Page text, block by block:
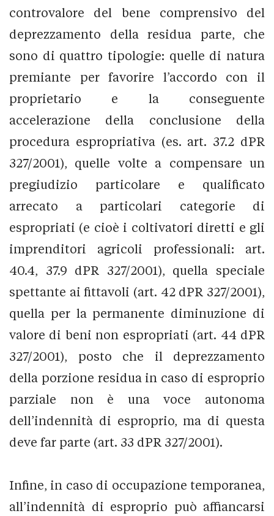
controvalore del bene comprensivo del
deprezzamento della residua parte, che
sono di quattro tipologie: quelle di natura
premiante per favorire l’accordo con il
proprietario e la conseguente
accelerazione della conclusione della
procedura espropriativa (es. art. 37.2 dPR
327/2001), quelle volte a compensare un
pregiudizio particolare e qualificato
arrecato a particolari categorie di
espropriati (e cioè i coltivatori diretti e gli
imprenditori agricoli professionali: art.
40.4, 37.9 dPR 327/2001), quella speciale
spettante ai fittavoli (art. 42 dPR 327/2001),
quella per la permanente diminuzione di
valore di beni non espropriati (art. 44 dPR
327/2001), posto che il deprezzamento
della porzione residua in caso di esproprio
parziale non è una voce autonoma
dell’indennità di esproprio, ma di questa
deve far parte (art. 33 dPR 327/2001).
Infine, in caso di occupazione temporanea,
all’indennità di esproprio può affiancarsi